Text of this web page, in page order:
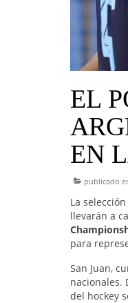
EL
EN
publicado
La
llevarán a
para
San Juan,
nacionales.
del hockey